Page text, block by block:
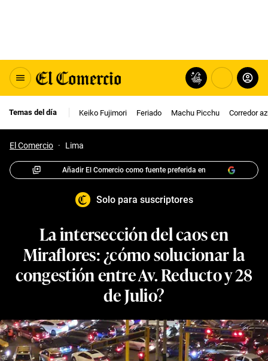
Temas del día Keiko Fujimori Feriado Machu Picchu Corredor
El Comercio · Lima
Añadir El Comercio como fuente preferida en
Solo para suscriptores
La intersección del caos en
Miraflores: ¿cómo solucionar la
congestión entre Av. Reducto y 28
de Julio?